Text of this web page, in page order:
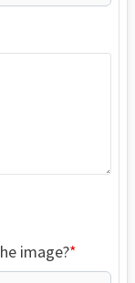
image?